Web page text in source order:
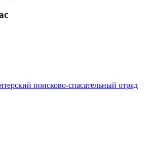
поисково-спасательный отряд